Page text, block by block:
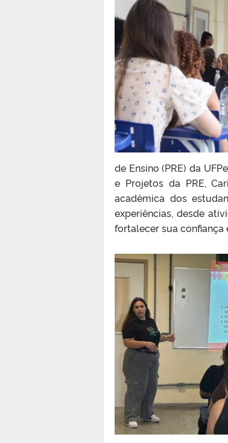
de Ensino (PRE) da
e Projetos da PRE,
acadêmica dos
experiências, desde
fortalecer sua confiança